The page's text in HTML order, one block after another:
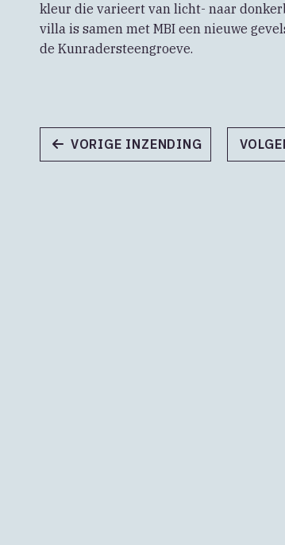
kleur die varieert van licht- naar
villa is samen met MBI een nieuwe
de Kunradersteengroeve.
VORIGE INZENDING